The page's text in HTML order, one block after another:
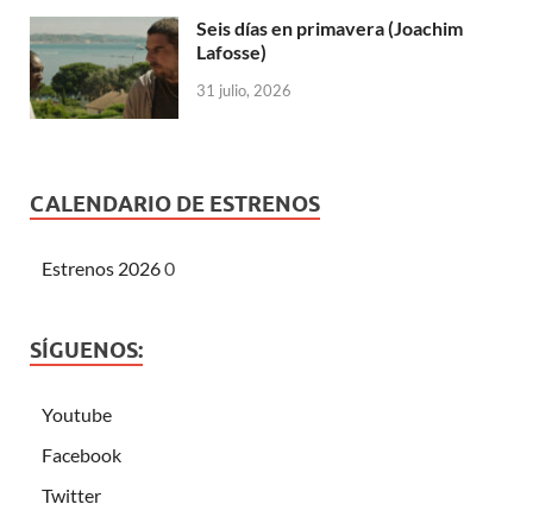
Seis días en primavera (Joachim
Lafosse)
31 julio, 2026
CALENDARIO DE ESTRENOS
Estrenos 20260
SÍGUENOS:
Youtube
Facebook
Twitter